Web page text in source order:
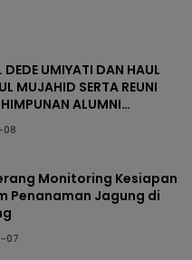
UMIYATI DAN HAUL
MUJAHID SERTA REUNI
ALUMNI
PESANTREN AL-FALAH
Monitoring Kesiapan
Penanaman Jagung di
07